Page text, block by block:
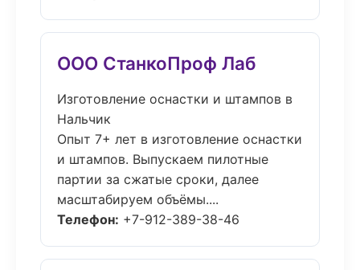
ООО СтанкоПроф Лаб
Изготовление оснастки и штампов в
Нальчик
Опыт 7+ лет в изготовление оснастки
и штампов. Выпускаем пилотные
партии за сжатые сроки, далее
масштабируем объёмы....
Телефон: +7-912-389-38-46